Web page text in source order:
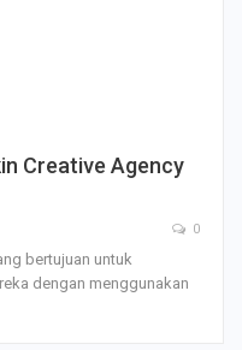
Creative Agency
0
bertujuan untuk
dengan menggunakan